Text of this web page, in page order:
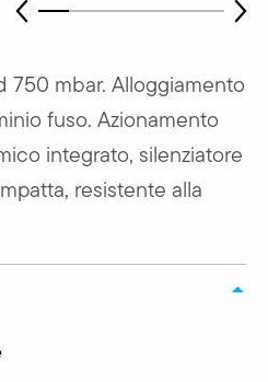
750 mbar. Alloggiamento
fuso. Azionamento
integrato, silenziatore
resistente alla